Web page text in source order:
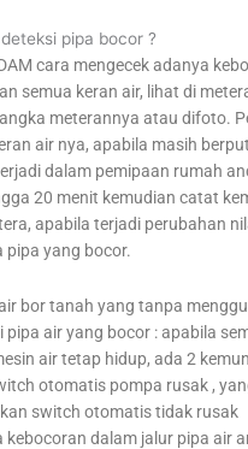
pipa bocor ?
cara mengecek adanya
semua keran air, lihat di
meterannya atau difoto.
air nya, apabila masih
dalam pemipaan rumah
20 menit kemudian catat
apabila terjadi perubahan
pipa yang bocor.
bor tanah yang tanpa
pipa air yang bocor : apabila
air tetap hidup, ada 2
otomatis pompa rusak ,
switch otomatis tidak rusak
kebocoran dalam jalur pipa air